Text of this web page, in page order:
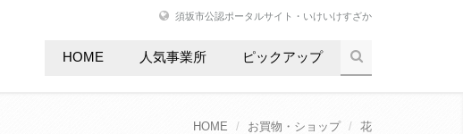
須坂市公認ポータルサイト・いけいけすざか
HOME 人気事業所 ピックアップ
HOME お買物・ショップ 花